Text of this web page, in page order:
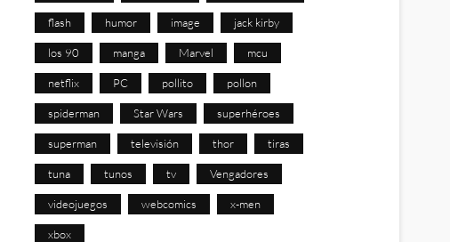
flash humor image jack kirby
los 90 manga Marvel mcu
netflix PC pollito pollon
spiderman Star Wars superhéroes
superman televisión thor tiras
tuna tunos tv Vengadores
videojuegos webcomics x-men
xbox